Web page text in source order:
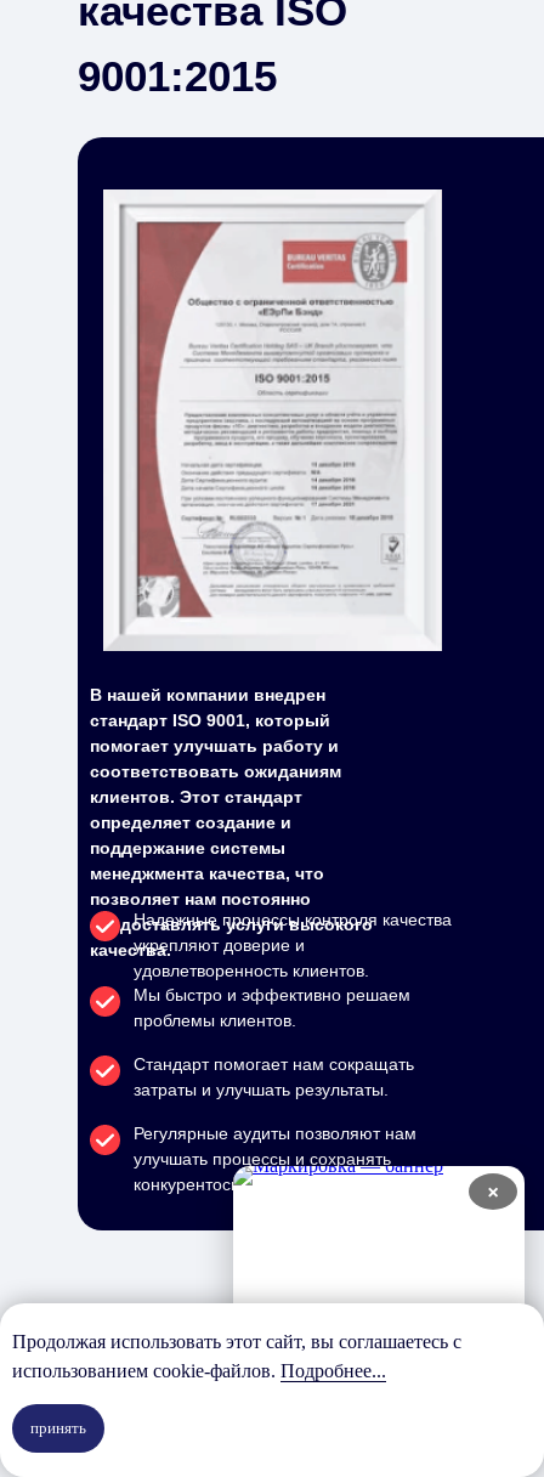
В нашей компании внедрен
стандарт ISO 9001, который
помогает улучшать работу и
соответствовать ожиданиям
клиентов. Этот стандарт
определяет создание и
поддержание системы
менеджмента качества, что
позволяет нам постоянно
предоставлять услуги высокого
качества.
качества ISO
9001:2015
Надежные процессы контроля качества
укрепляют доверие и
удовлетворенность клиентов.
Мы быстро и эффективно решаем
проблемы клиентов.
Стандарт помогает нам сокращать
затраты и улучшать результаты.
Регулярные аудиты позволяют нам
улучшать процессы и сохранять
конкурентоспособность.
Нам доверяют
Продолжая использовать этот сайт, вы соглашаетесь с
использованием cookie-файлов. Подробнее...
принять
×